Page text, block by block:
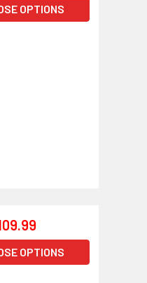
OPTIONS
OPTIONS